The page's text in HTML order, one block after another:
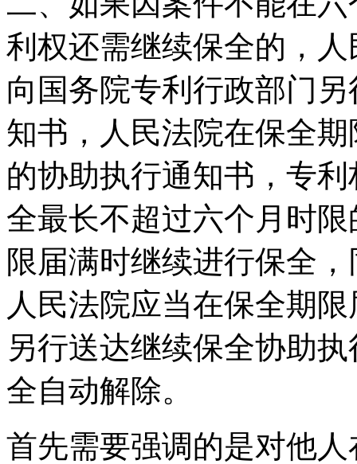
利权还需继续保全的，
向国务院专利行政部门
知书，人民法院在保全
的协助执行通知书，专
全最长不超过六个月时
限届满时继续进行保全
人民法院应当在保全期
另行送达继续保全协助
全自动解除。
首先需要强调的是对他